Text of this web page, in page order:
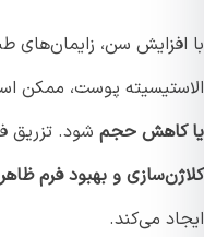
سن، زایمان‌های
پوست، ممکن است
حجمشود. تزریق
و بهبود فرم ظاهری
می‌کند.